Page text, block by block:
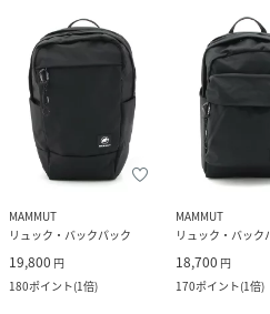
MAMMUT
リュック・バックパック
19,800 円
180ポイント(1倍)
MAMMUT
リュック・バック
18,700 円
170ポイント(1倍)